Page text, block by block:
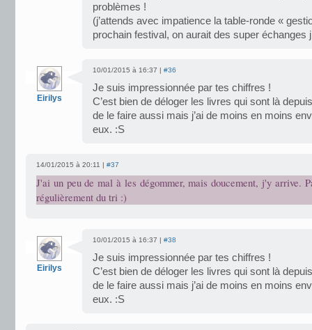
problèmes !
(j’attends avec impatience la table-ronde «
prochain festival, on aurait des super échanges
Eirilys
10/01/2015 à 16:37 | #36
Je suis impressionnée par tes chiffres !
C’est bien de déloger les livres qui sont là
de le faire aussi mais j’ai de moins en moins
eux. :S
14/01/2015 à 20:11 | #37
J'ai un peu de mal à les dégommer, mais doucement, j'y arrive.
régulièrement du tri :)
Eirilys
10/01/2015 à 16:37 | #38
Je suis impressionnée par tes chiffres !
C’est bien de déloger les livres qui sont là
de le faire aussi mais j’ai de moins en moins
eux. :S